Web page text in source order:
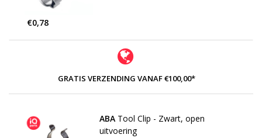
€0,78
GRATIS VERZENDING VANAF €100,00*
ABA Tool Clip - Zwart, open
uitvoering